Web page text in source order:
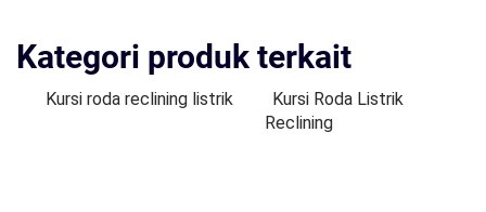
Kategori produk terkait
Kursi roda reclining listrik
Kursi Roda Listrik
Reclining